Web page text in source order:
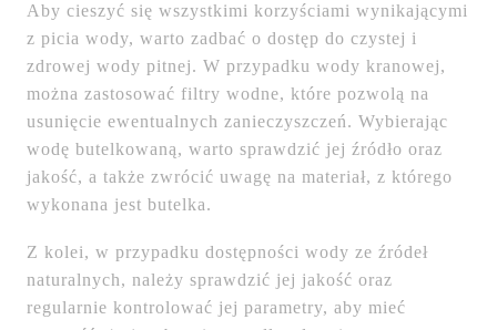
Aby cieszyć się wszystkimi korzyściami wynikającymi
z picia wody, warto zadbać o dostęp do czystej i
zdrowej wody pitnej. W przypadku wody kranowej,
można zastosować filtry wodne, które pozwolą na
usunięcie ewentualnych zanieczyszczeń. Wybierając
wodę butelkowaną, warto sprawdzić jej źródło oraz
jakość, a także zwrócić uwagę na materiał, z którego
wykonana jest butelka.
Z kolei, w przypadku dostępności wody ze źródeł
naturalnych, należy sprawdzić jej jakość oraz
regularnie kontrolować jej parametry, aby mieć